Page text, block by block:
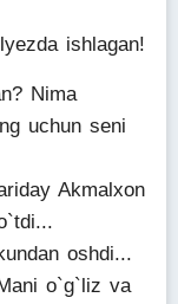
ishlagan!
Nima
uchun seni
Akmalxon
oshdi...
o`g`liz va